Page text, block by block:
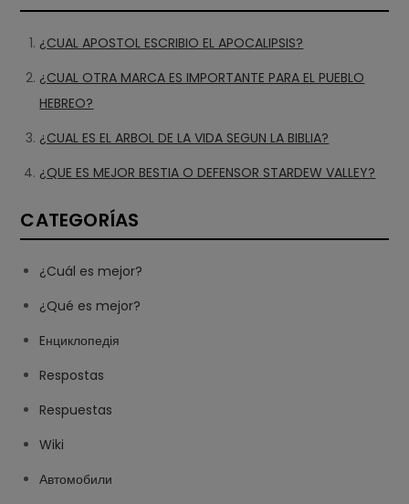
¿CUAL APOSTOL ESCRIBIO EL APOCALIPSIS?
¿CUAL OTRA MARCA ES IMPORTANTE PARA EL PUEBLO
HEBREO?
¿CUAL ES EL ARBOL DE LA VIDA SEGUN LA BIBLIA?
¿QUE ES MEJOR BESTIA O DEFENSOR STARDEW VALLEY?
CATEGORÍAS
¿Cuál es mejor?
¿Qué es mejor?
Eнциклопедія
Respostas
Respuestas
Wiki
Автомобили